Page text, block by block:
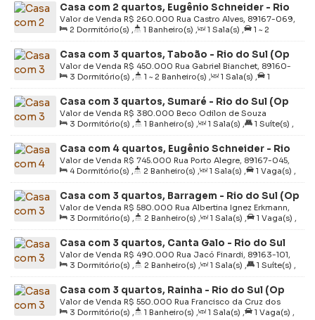
Casa com 2 quartos, Eugênio Schneider - Rio
do Sul (Op 250)
R$ 260.000
Valor de Venda
Rua Castro Alves, 89167-069,
Eugênio Schneider, Rio do Sul, Santa Catarina, Brasil
2 Dormitório(s) , 1 Banheiro(s) , 1 Sala(s) ,
1 ~ 2
Vaga(s) , Útil: 80m² , Terreno: 375m² , Fundos: 15m ,
Frente: 15m , Lado Direito: 25m , Lado Esquerdo: 25m
Casa com 3 quartos, Taboão - Rio do Sul (Op
255)
R$ 450.000
Valor de Venda
Rua Gabriel Bianchet, 89160-
506, Taboão, Rio do Sul, Santa Catarina, Brasil
3 Dormitório(s) , 1 ~ 2 Banheiro(s) , 1 Sala(s) ,
1
Vaga(s) , Útil: 120m² , Terreno: 690m²
Casa com 3 quartos, Sumaré - Rio do Sul (Op
257)
R$ 380.000
Valor de Venda
Beco Odilon de Souza
Linhares, 73, 89165-604, Sumaré, Rio do Sul, Santa
Catarina, Brasil
3 Dormitório(s) , 1 Banheiro(s) , 1 Sala(s) , 1 Suíte(s) ,
1 Vaga(s) , Útil: 69 ~ 690m² , Terreno: 392m² ,
Fundos: 14m Frente: 14m
Casa com 4 quartos, Eugênio Schneider - Rio
do Sul (Op 274)
R$ 745.000
Valor de Venda
Rua Porto Alegre, 89167-045,
Eugênio Schneider, Rio do Sul, Santa Catarina, Brasil
4 Dormitório(s) , 2 Banheiro(s) , 1 Sala(s) , 1 Vaga(s) ,
Útil: 145m² , Terreno: 800m² , Fundos: 64m ,
Frente:
13m
Casa com 3 quartos, Barragem - Rio do Sul (Op
282)
R$ 580.000
Valor de Venda
Rua Albertina Ignez Erkmann,
89165-030, Barragem, Rio do Sul, Santa Catarina, Brasil
3 Dormitório(s) , 2 Banheiro(s) , 1 Sala(s) , 1 Vaga(s) ,
Útil: 148m² , Terreno: 412m²
Casa com 3 quartos, Canta Galo - Rio do Sul
R$ 490.000
Valor de Venda
Rua Jacó Finardi, 89163-101,
Canta Galo, Rio do Sul, Santa Catarina, Brasil
3 Dormitório(s) , 2 Banheiro(s) , 1 Sala(s) , 1 Suíte(s) ,
Útil: 156m² , Terreno: 324m²
Casa com 3 quartos, Rainha - Rio do Sul (Op
286)
R$ 550.000
Valor de Venda
Rua Francisco da Cruz dos
Santos, 89162-092, Rainha, Rio do Sul, Santa Catarina,
3 Dormitório(s) , 1 Banheiro(s) , 1 Sala(s) , 1 Vaga(s) ,